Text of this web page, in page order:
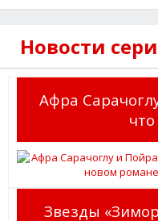
Новости
Афра
что
Звезды